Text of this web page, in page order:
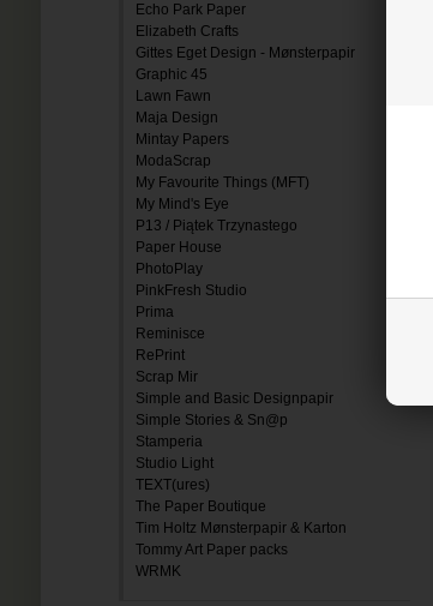
Echo Park Paper
Elizabeth Crafts
Gittes Eget Design - Mønsterpapir
Graphic 45
Lawn Fawn
Maja Design
Mintay Papers
ModaScrap
My Favourite Things (MFT)
My Mind's Eye
P13 / Piątek Trzynastego
Paper House
PhotoPlay
PinkFresh Studio
Prima
Reminisce
RePrint
Scrap Mir
Simple and Basic Designpapir
Simple Stories & Sn@p
Stamperia
Studio Light
TEXT(ures)
The Paper Boutique
Tim Holtz Mønsterpapir & Karton
Tommy Art Paper packs
WRMK